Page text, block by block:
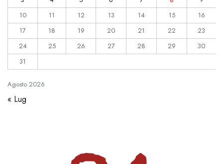
Agosto 2026
10
11 12 13 14 15
16
17
18 19 20 21 22
23
24
25 26 27 28 29
30
31
« Lug